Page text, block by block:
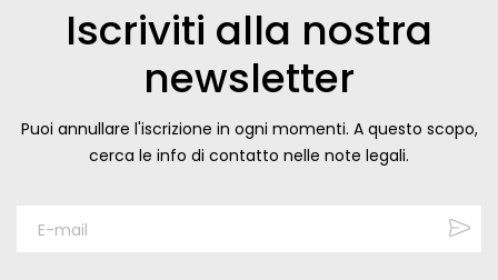
Iscriviti alla nostra
newsletter
Puoi annullare l'iscrizione in ogni momenti. A questo scopo,
cerca le info di contatto nelle note legali.